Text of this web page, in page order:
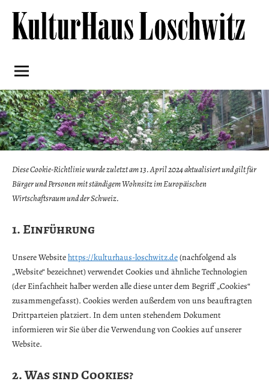
content
Loschwitz
Diese Cookie-Richtlinie wurde zuletzt am 13. April 2024 aktualisiert und gilt für
Bürger und Personen mit ständigem Wohnsitz im Europäischen
Wirtschaftsraum und der Schweiz.
1. Einführung
Unsere Websitehttps://kulturhaus-loschwitz.de(nachfolgend als
„Website“ bezeichnet) verwendet Cookies und ähnliche Technologien
(der Einfachheit halber werden alle diese unter dem Begriff „Cookies“
zusammengefasst). Cookies werden außerdem von uns beauftragten
Drittparteien platziert. In dem unten stehendem Dokument
informieren wir Sie über die Verwendung von Cookies auf unserer
Website.
2. Was sind Cookies?